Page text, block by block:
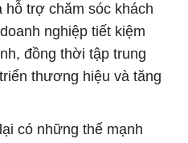
hỗ trợ chăm sóc khách
nghiệp tiết kiệm
đồng thời tập trung
thương hiệu và tăng
có những thế mạnh